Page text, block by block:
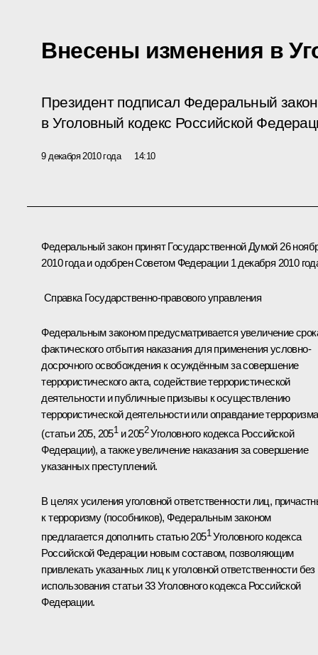
Внесены изменения в
Президент подписал Федеральный
в Уголовный кодекс Российской
9 декабря 2010 года 14:10
Федеральный закон принят Государственной Думой 26
2010 года и одобрен Советом Федерации 1 декабря 2010
Справка Государственно-правового управления
Федеральным законом предусматривается увеличение
фактического отбытия наказания для применения условно-
досрочного освобождения к осуждённым за совершение
террористического акта, содействие террористической
деятельности и публичные призывы к осуществлению
террористической деятельности или оправдание терроризма
(статьи 205, 2051и 2052Уголовного кодекса Российской
Федерации), а также увеличение наказания за совершение
указанных преступлений.
В целях усиления уголовной ответственности лиц,
к терроризму (пособников), Федеральным законом
предлагается дополнить статью 2051 Уголовного кодекса
Российской Федерации новым составом, позволяющим
привлекать указанных лиц к уголовной ответственности без
использования статьи 33 Уголовного кодекса Российской
Федерации.